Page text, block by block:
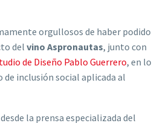
orgullosos de haber podido
del vino Aspronautas, junto con
de Diseño Pablo Guerrero, en lo
de inclusión social aplicada al
la prensa especializada del